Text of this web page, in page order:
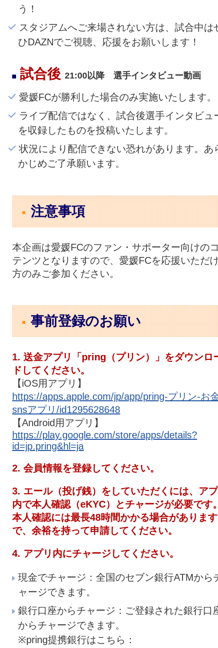
う！
スタジアムへご来場されない方は、試合中は
ひDAZNでご視聴、応援をお願いします！
試合後 21:00以降 選手インタビュー動画
愛媛FCが勝利した場合のみ実施いたします。
ライブ配信ではなく、試合後選手インタビュ
を収録したものを投稿いたします。
状況により配信できない恐れがあります。あ
かじめご了承願います。
注意事項
本企画は愛媛FCのファン・サポーター向けの
テンツとなりますので、愛媛FCを応援いただ
方のみご参加ください。
事前登録のお願い
1. 送金アプリ「pring（プリン）」をダウンロ
ドしてください。
【iOS用アプリ】
https://apps.apple.com/jp/app/pring-プリン-お
snsアプリ/id1295628648
【Android用アプリ】
https://play.google.com/store/apps/details?
id=jp.pring&hl=ja
2. 会員情報を登録してください。
3. エール（投げ銭）をしていただくには、ア
内で本人確認（eKYC）とチャージが必要です
本人確認には最長48時間かかる場合がありま
で、余裕を持って申請してください。
4. アプリ内にチャージしてください。
現金でチャージ：全国のセブン銀行ATMから
ャージできます。
銀行口座からチャージ：ご登録された銀行口
からチャージできます。
※pring提携銀行はこちら：